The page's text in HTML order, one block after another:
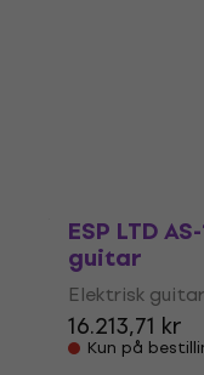
ESP LTD
guitar
Elektrisk guitar
16.213,71 kr
Kun på